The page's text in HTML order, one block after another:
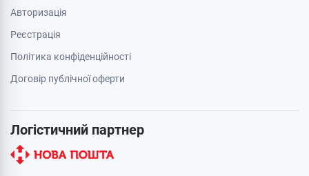
Авторизація
Реєстрація
Політика конфіденційності
Договір публічної оферти
Логістичний партнер